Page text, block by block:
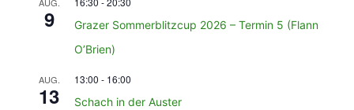
9
Grazer Sommerblitzcup 2026 – Termin 5 (Flann
O’Brien)
AUG.
13
13:00 - 16:00
Schach in der Auster